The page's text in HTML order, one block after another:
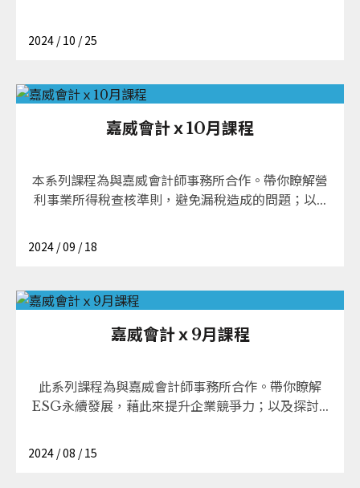
2024 / 10 / 25
嘉威會計ｘ10月課程
本系列課程為與嘉威會計師事務所合作。帶你瞭解營
利事業所得稅查核準則，避免漏稅造成的問題；以...
2024 / 09 / 18
嘉威會計ｘ9月課程
此系列課程為與嘉威會計師事務所合作。帶你瞭解
ESG永續發展，藉此來提升企業競爭力；以及探討...
2024 / 08 / 15